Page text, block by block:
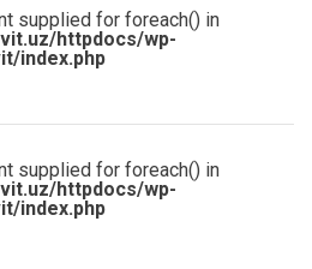
supplied for foreach() in
httpdocs/wp-
index.php
supplied for foreach() in
httpdocs/wp-
index.php